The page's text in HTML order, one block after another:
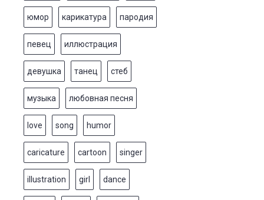
юмор карикатура пародия
певец иллюстрация
девушка танец стеб
музыка любовная песня
love song humor
caricature cartoon singer
illustration girl dance